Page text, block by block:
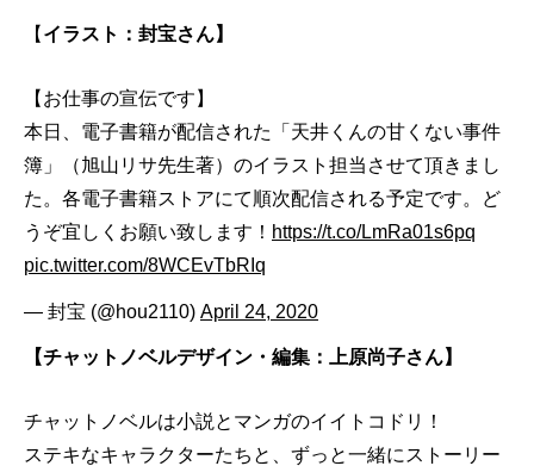
【 イラスト：封宝さん】
【お仕事の宣伝です】
本日、電子書籍が配信された「天井くんの甘くない事件
簿」（旭山リサ先生著）のイラスト担当させて頂きまし
た。各電子書籍ストアにて順次配信される予定です。ど
うぞ宜しくお願い致します！ https://t.co/LmRa01s6pq
pic.twitter.com/8WCEvTbRIq
— 封宝 (@hou2110) April 24, 2020
【チャットノベルデザイン・編集：上原尚子さん】
チャットノベルは小説とマンガのイイトコドリ！
ステキなキャラクターたちと、ずっと一緒にストーリー